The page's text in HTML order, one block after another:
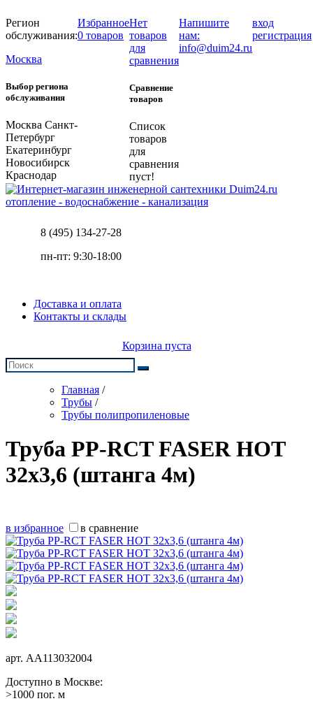
Регион
обслуживания:
Москва
Выбор региона
обслуживания
Москва Санкт-
Петербург
Екатеринбург
Новосибирск
Краснодар
Избранное
0 товаров
Нет
товаров
для
сравнения
Сравнение
товаров
Список
товаров
для
сравнения
пуст!
Напишите
нам:
info@duim24.ru
вход
регистрация
отопление - водоснабжение - канализация
8 (495) 134-27-28
пн-пт: 9:30-18:00
Доставка и оплата
Контакты и склады
Корзина пуста
Главная /
Трубы /
Трубы полипропиленовые
Труба PP-RCT FASER HOT
32х3,6 (штанга 4м)
в избранное в сравнение
арт. AA113032004
Доступно в Москве:
>1000 пог. м